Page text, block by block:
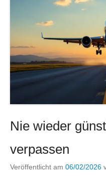
Nie wieder
verpassen
Veröffentlicht am 06/02/2026